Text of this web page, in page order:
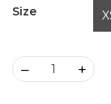
Size
– +